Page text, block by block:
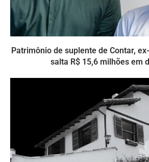
Patrimônio de suplente de Contar,
salta R$ 15,6 milhões em